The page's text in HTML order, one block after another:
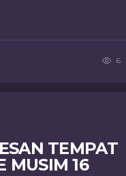
6
TEMPAT
MUSIM 16